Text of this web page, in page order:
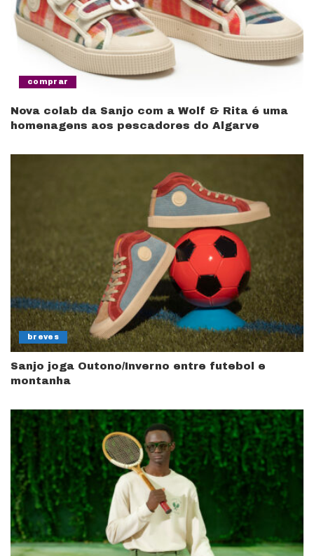
comprar
Nova colab da Sanjo com a Wolf & Rita é uma
homenagens aos pescadores do Algarve
breves
Sanjo joga Outono/Inverno entre futebol e
montanha